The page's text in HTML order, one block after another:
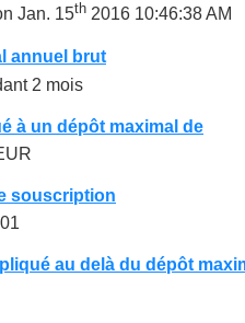
Jan. 15th 2016 10:46:38 AM
annuel brut
2 mois
à un dépôt maximal de
souscription
au delà du dépôt